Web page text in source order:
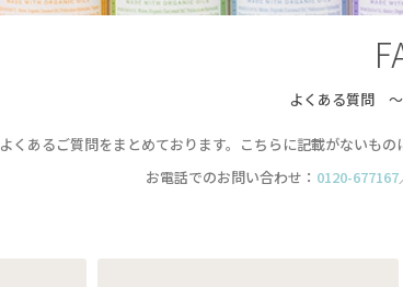
よくある質問 ～
よくあるご質問をまとめております。こちらに記載がないもの
お電話でのお問い合わせ： 0120-677167